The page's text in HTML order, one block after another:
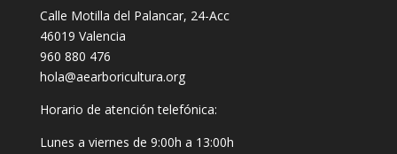
Calle Motilla del Palancar, 24-Acc
46019 Valencia
960 880 476
hola@aearboricultura.org
Horario de atención telefónica:
Lunes a viernes de 9:00h a 13:00h